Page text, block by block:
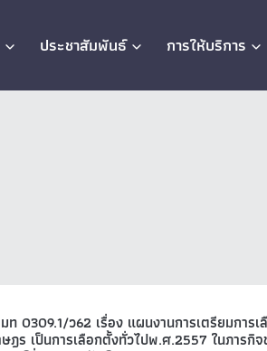
ประชาสัมพันธ์ การให้บริการ
ท 0309.1/ว62 เรื่อง แผนงานการเตรียมการ
ฎร เป็นการเลือกตั้งทั่วไปพ.ศ.2557 ในภารกิ